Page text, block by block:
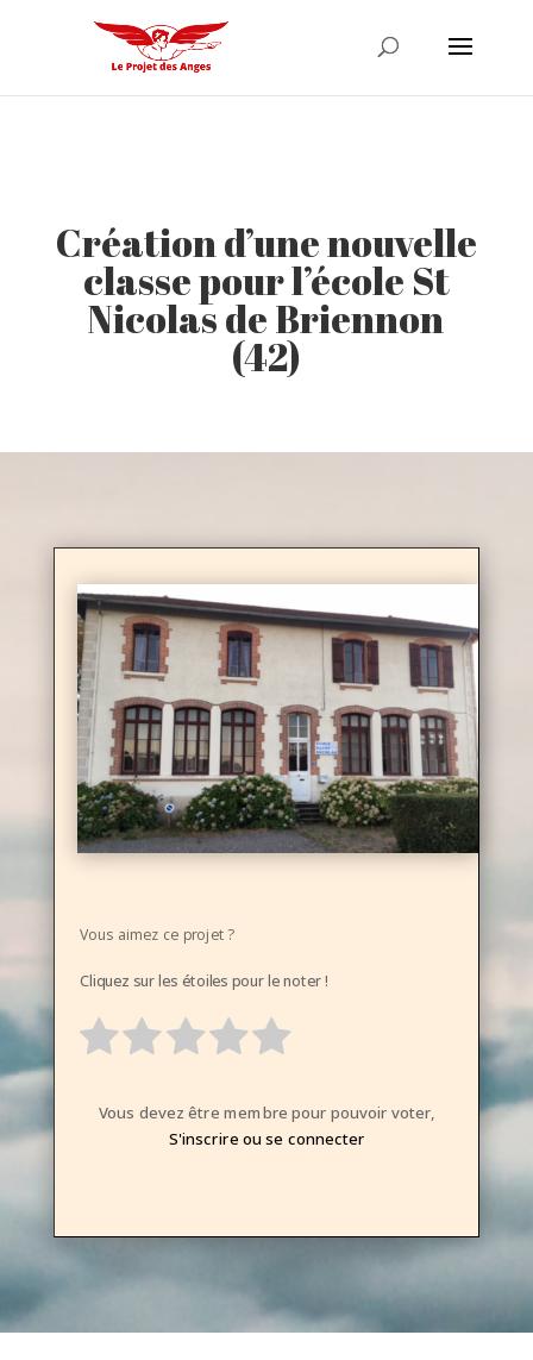
Création d’une nouvelle
classe pour l’école St
Nicolas de Briennon
(42)
Vous aimez ce projet ?
Cliquez sur les étoiles pour le noter !
Vous devez être membre pour pouvoir voter,
S'inscrire ou se connecter